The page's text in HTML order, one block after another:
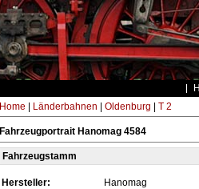
Home Länderbahnen Oldenburg T 2
Fahrzeugportrait Hanomag 4584
Fahrzeugstamm
Hersteller:
Hanomag